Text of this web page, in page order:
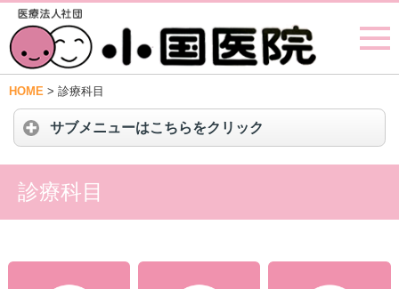
HOME > 診療科目
サブメニューはこちらをクリック
診療科目